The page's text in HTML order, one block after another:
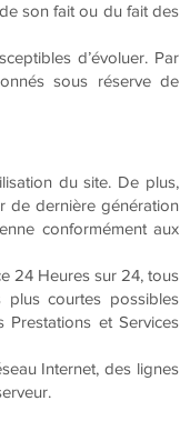
son fait ou du fait des
d’évoluer. Par
sous réserve de
du site. De plus,
de dernière génération
conformément aux
24 Heures sur 24, tous
plus courtes possibles
Prestations et Services
Internet, des lignes